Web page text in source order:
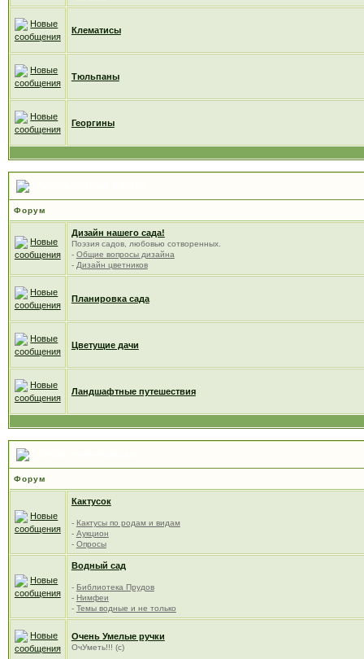
Клематисы
Тюльпаны
Георгины
Форум
Дизайн нашего сада!
Поэзия садов, любовью сотворенных.
- Общие вопросы дизайна
- Дизайн цветников
Планировка сада
Цветущие дачи
Ландшафтные путешествия
Форум
Кактусок
- Кактусы по родам и видам
- Аукцион
- Опросы
Водный сад
- Библиотека Прудов
- Нимфеи
- Темы водные и не только
Очень Умелые ручки
ОчУметь!!! (с)